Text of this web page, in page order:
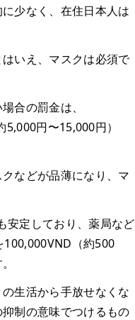
少なく、在住日本人は
いえ、マスクは必須で
合の罰金は、
円〜15,000円）
などが品薄になり、マ
安定しており、薬局など
100,000VND（約500
生活から手放せなくな
制の意味でつけるもの